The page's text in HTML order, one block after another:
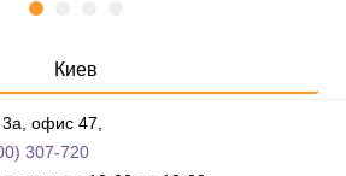
Киев
офис 47,
307-720